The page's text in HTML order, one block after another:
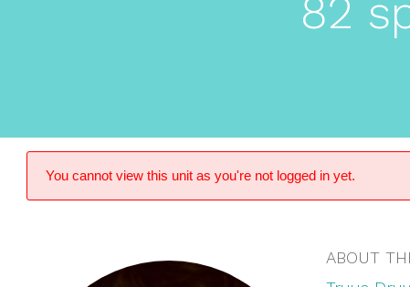
82
You cannot view this unit as you're not logged in yet.
ABOUT